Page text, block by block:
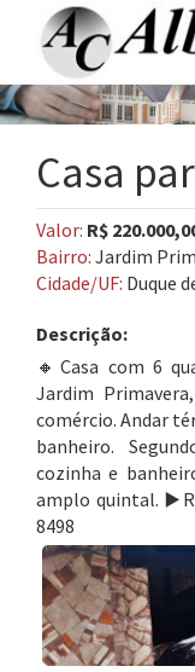
Casa
Valor: R$
Bairro: Jardim
Cidade/UF: Duque
Descrição:
🔸Casa com 6
Jardim
comércio. Andar
banheiro.
cozinha e
amplo quintal.
8498